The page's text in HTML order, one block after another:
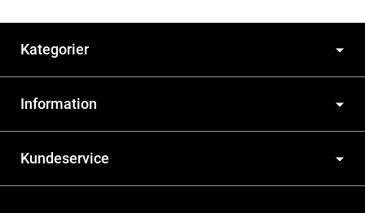
Kategorier
Information
Kundeservice